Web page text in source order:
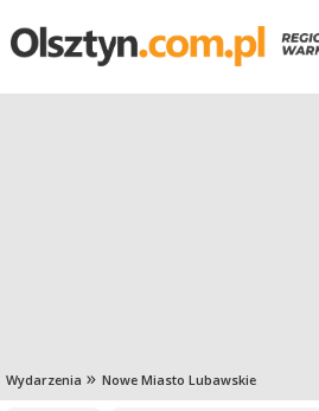
Wydarzenia Nowe Miasto Lubawskie